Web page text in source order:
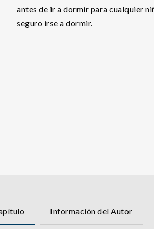
antes de ir a dormir para cualquier
seguro irse a dormir.
Información del Autor